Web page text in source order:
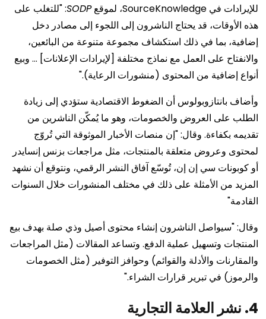
للإيرادات في SourceKnowledge، لموقع
SODP: "للتغلب على
هذه الأوقات، قد يحتاج الناشرون إلى اللجوء إلى مصادر دخل
إضافية، بما في ذلك استكشاف مجموعة متنوعة من البائعين،
والانفتاح على العمل مع نماذج مختلفة [لإيرادات الإعلانات] ... وبيع
أنواع إضافية من المحتوى (منشورات الرعاية)."
وأضاف بانتازوبولوس أن الضغوط الاقتصادية ستؤدي إلى زيادة
الطلب على العروض والخصومات، وهو ما يُمكّن الناشرين من
تقديمه بكفاءة. وقال: "إن منصات الأخبار الموثوقة التي تُروّج
لمحتوى وعروض متعلقة بالمنتجات، مثل مراجعات بزنس إنسايدر
أو كوبونات سي إن إن، تُوسّع آفاق النشر الرقمي، ونتوقع أن نشهد
المزيد من الأمثلة على ذلك في مختلف المنشورات خلال السنوات
القادمة"
وقال: "سيواصل الناشرون إنشاء محتوى أصيل وذي صلة بهدف بيع
المنتجات وتسهيل عملية الدفع. وتساعد المقالات (مثل المراجعات
والمقارنات والأدلة والقوائم) وحوافز التوفير (مثل الخصومات
والرموز) في تبرير قرارات الشراء."
4. نشر العلامة التجارية